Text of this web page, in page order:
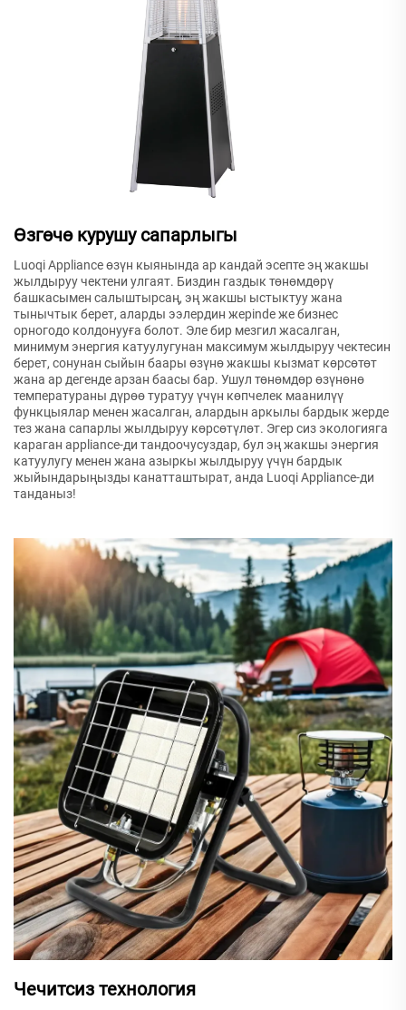
Өзгөчө курушу сапарлыгы
Luoqi Appliance өзүн кыянында ар кандай эсепте эң жакшы
жылдыруу чектени улгаят. Биздин газдык төнөмдөрү
башкасымен салыштырсаң, эң жакшы ыстыктуу жана
тынычтык берет, аларды ээлердин жерinde же бизнес
орногодо колдонууға болот. Эле бир мезгил жасалган,
минимум энергия катуулугунан максимум жылдыруу чектесин
берет, сонунан сыйын баары өзүнө жакшы кызмат көрсөтөт
жана ар дегенде арзан баасы бар. Ушул төнөмдөр өзүнөнө
температураны дүрөө туратуу үчүн көпчелек маанилүү
функцыялар менен жасалган, алардын аркылы бардык жерде
тез жана сапарлы жылдыруу көрсөтүлөт. Эгер сиз экологияга
караган appliance-ди тандоочусуздар, бул эң жакшы энергия
катуулугу менен жана азыркы жылдыруу үчүн бардык
жыйындарыңызды канатташтырат, анда Luoqi Appliance-ди
танданыз!
Чечитсиз технология